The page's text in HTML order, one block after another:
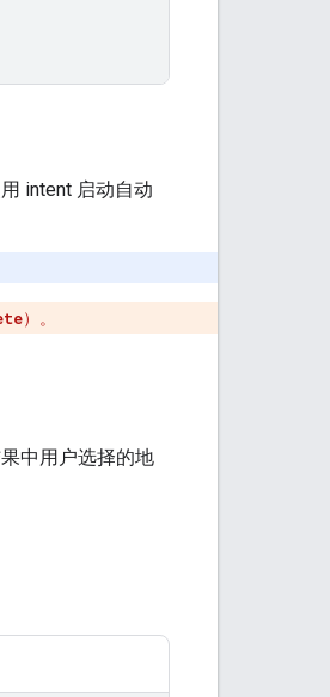
intent 启动自动
）。
中用户选择的地